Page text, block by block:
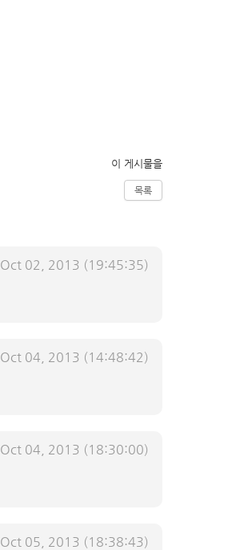
이 게시물을
목록
Oct 02, 2013 (19:45:35)
Oct 04, 2013 (14:48:42)
Oct 04, 2013 (18:30:00)
Oct 05, 2013 (18:38:43)